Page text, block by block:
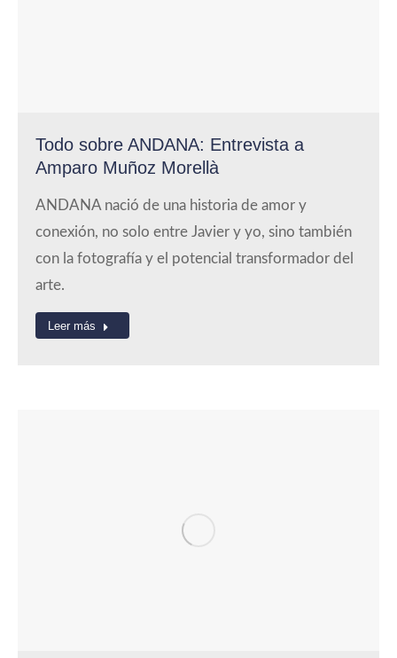
Todo sobre ANDANA: Entrevista a
Amparo Muñoz Morellà
ANDANA nació de una historia de amor y
conexión, no solo entre Javier y yo, sino también
con la fotografía y el potencial transformador del
arte.
Leer más